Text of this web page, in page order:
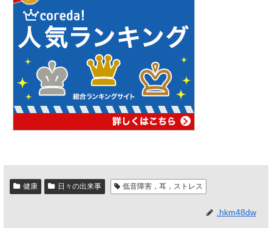
健康 日々の出来事 低音障害，耳，ストレス
.hkm48dw